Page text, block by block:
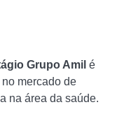
Grupo Amil é
mercado de
na área da saúde.